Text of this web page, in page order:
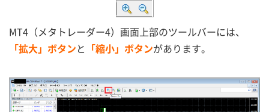
MT4（メタトレーダー4）画面上部のツールバーには、
「拡大」ボタンと 「縮小」ボタンがあります。